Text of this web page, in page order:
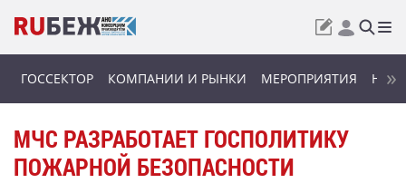
ГОССЕКТОР КОМПАНИИ И РЫНКИ МЕРОПРИЯТИЯ
МЧС РАЗРАБОТАЕТ ГОСПОЛИТИКУ
ПОЖАРНОЙ БЕЗОПАСНОСТИ